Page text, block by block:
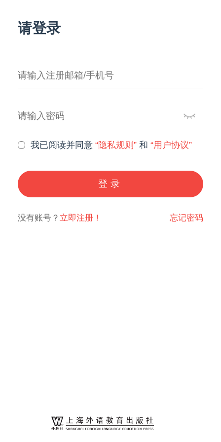
请登录
我已阅读并同意“隐私规则” 和“用户协议”
登录
没有账号？ 立即注册！ 忘记密码